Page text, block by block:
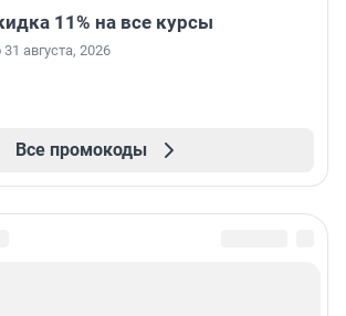
11% на все курсы
августа, 2026
Все промокоды